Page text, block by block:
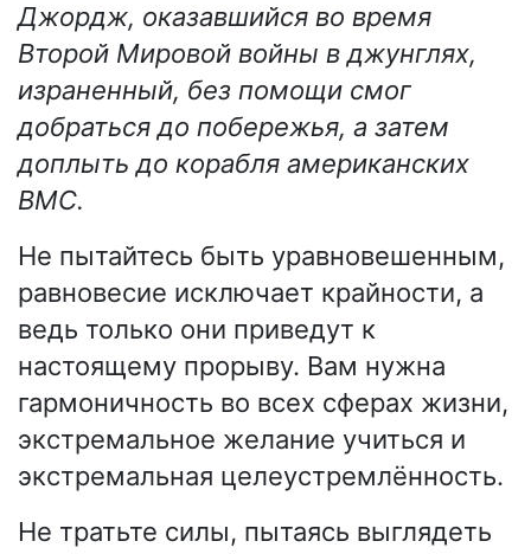
Джордж, оказавшийся во время
Второй Мировой войны в джунглях,
израненный, без помощи смог
добраться до побережья, а затем
доплыть до корабля американских
ВМС.
Не пытайтесь быть уравновешенным,
равновесие исключает крайности, а
ведь только они приведут к
настоящему прорыву. Вам нужна
гармоничность во всех сферах жизни,
экстремальное желание учиться и
экстремальная целеустремлённость.
Не тратьте силы, пытаясь выглядеть